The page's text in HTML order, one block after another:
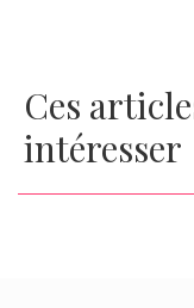
Ces
intéresser